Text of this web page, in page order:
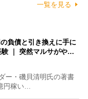
一覧を見る
負債と引き換えに手に
験 ｜ 突然マルサがや…
ー・磯貝清明氏の著書
円稼い…